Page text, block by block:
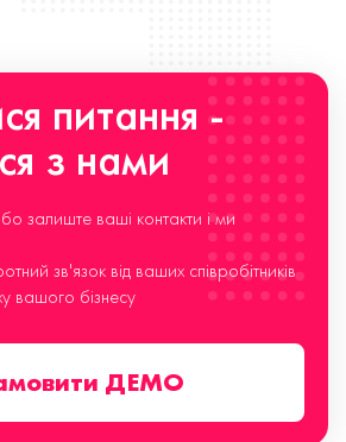
питання -
з нами
залиште ваші контакти і ми
зв'язок від ваших співробітників
вашого бізнесу
ДЕМО